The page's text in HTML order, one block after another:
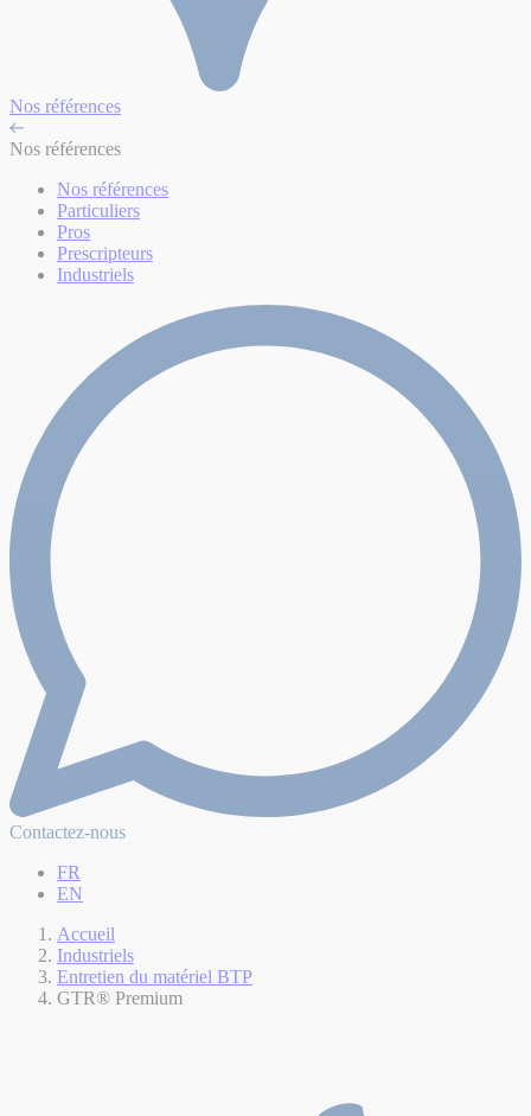
Nos références
Nos références
Nos références
Particuliers
Pros
Prescripteurs
Industriels
Contactez-nous
FR
EN
Accueil
Industriels
Entretien du matériel BTP
GTR® Premium